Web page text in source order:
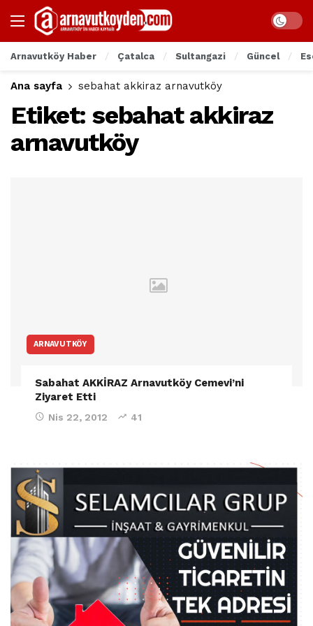
Arnavutköy Haber Çatalca Sultangazi Güncel
Ana sayfa sebahat akkiraz arnavutköy
Etiket: sebahat akkiraz
arnavutköy
ARNAVUTKÖY
Sabahat AKKİRAZ Arnavutköy Cemevi’ni
Ziyaret Etti
Nis 22, 2012 41